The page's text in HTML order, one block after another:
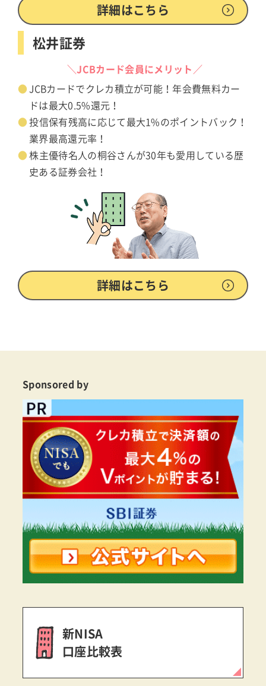
詳細はこちら
松井証券
＼JCBカード会員にメリット／
JCBカードでクレカ積立が可能！年会費無料カー
ドは最大0.5%還元！
投信保有残高に応じて最大1%のポイントバック！
業界最高還元率！
株主優待名人の桐谷さんが30年も愛用している歴
史ある証券会社！
詳細はこちら
Sponsored by
新NISA
口座比較表